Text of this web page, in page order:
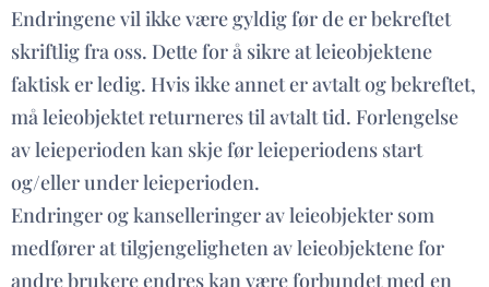
Endringene vil ikke være gyldig før de er bekreftet
skriftlig fra oss. Dette for å sikre at leieobjektene
faktisk er ledig. Hvis ikke annet er avtalt og bekreftet,
må leieobjektet returneres til avtalt tid. Forlengelse
av leieperioden kan skje før leieperiodens start
og/eller under leieperioden.
Endringer og kanselleringer av leieobjekter som
medfører at tilgjengeligheten av leieobjektene for
andre brukere endres kan være forbundet med en